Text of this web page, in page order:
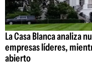
La Casa Blanca analiza
empresas líderes,
abierto